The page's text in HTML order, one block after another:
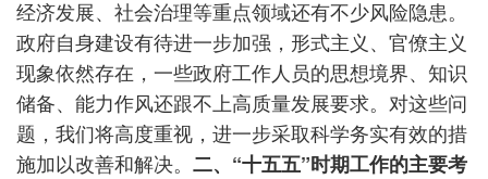
经济发展、社会治理等重点领域还有不少风险隐患。
政府自身建设有待进一步加强，形式主义、官僚主义
现象依然存在，一些政府工作人员的思想境界、知识
储备、能力作风还跟不上高质量发展要求。对这些问
题，我们将高度重视，进一步采取科学务实有效的措
施加以改善和解决。 二、“十五五”时期工作的主要考